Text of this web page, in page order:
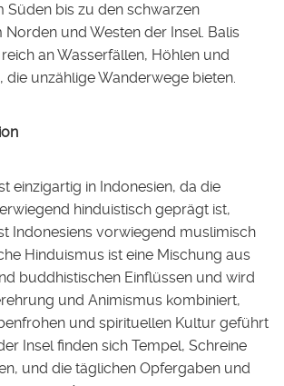
Süden bis zu den schwarzen
Norden und Westen der Insel. Balis
an Wasserfällen, Höhlen und
die unzählige Wanderwege bieten.
einzigartig in Indonesien, da die
hinduistisch geprägt ist,
Indonesiens vorwiegend muslimisch
Hinduismus ist eine Mischung aus
buddhistischen Einflüssen und wird
und Animismus kombiniert,
und spirituellen Kultur geführt
Insel finden sich Tempel, Schreine
und die täglichen Opfergaben und